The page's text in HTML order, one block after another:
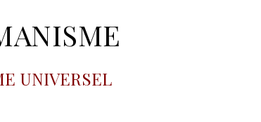
UNIVERSEL